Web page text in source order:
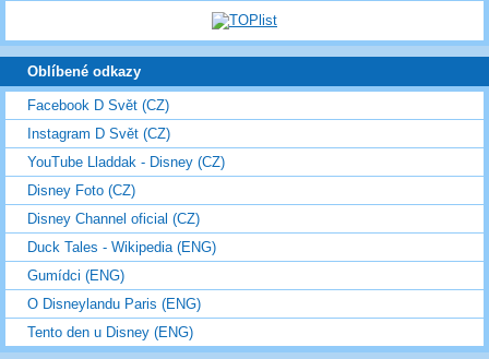
Oblíbené odkazy
Facebook D Svět (CZ)
Instagram D Svět (CZ)
YouTube Lladdak - Disney (CZ)
Disney Foto (CZ)
Disney Channel oficial (CZ)
Duck Tales - Wikipedia (ENG)
Gumídci (ENG)
O Disneylandu Paris (ENG)
Tento den u Disney (ENG)